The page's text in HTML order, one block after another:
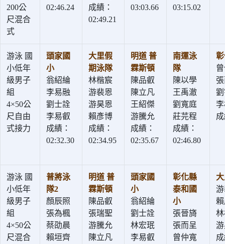
200公
尺混合
式
02:46.24
成績：
02:49.21
03:03.66
03:15.02
游泳 國
小低年
級男子
組
4×50公
尺自由
式接力
頭家國
小
翁紹綸
李易融
劉士詮
李易叡
成績：
02:32.30
大里假
期泳隊
林楷宸
游裴恩
游昊恩
賴彥博
成績：
02:34.95
明道 普
霖斯頓
陳品叡
陳立凡
王紹傑
游騰允
成績：
02:35.67
南運泳
隊
陳以學
王禹澈
劉寬庭
莊芫程
成績：
02:46.80
游泳 國
小低年
級男子
組
4×50公
尺混合
普將泳
隊2
顏辰照
張為楓
蔡劭晨
賴垣齊
明道 普
霖斯頓
陳品叡
張瑞聖
游騰允
陳立凡
頭家國
小
翁紹綸
劉士詮
林宏珉
李易叡
彰化縣
泰和國
小
張晉旖
張而呈
曾仲寬